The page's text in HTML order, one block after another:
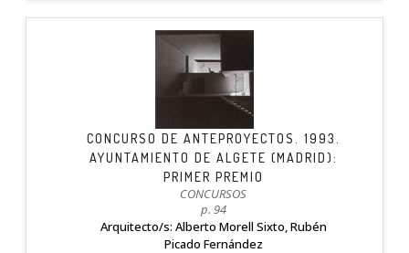
CONCURSO DE ANTEPROYECTOS. 1993.
AYUNTAMIENTO DE ALGETE (MADRID):
PRIMER PREMIO
CONCURSOS
p. 94
Arquitecto/s: Alberto Morell Sixto, Rubén
Picado Fernández